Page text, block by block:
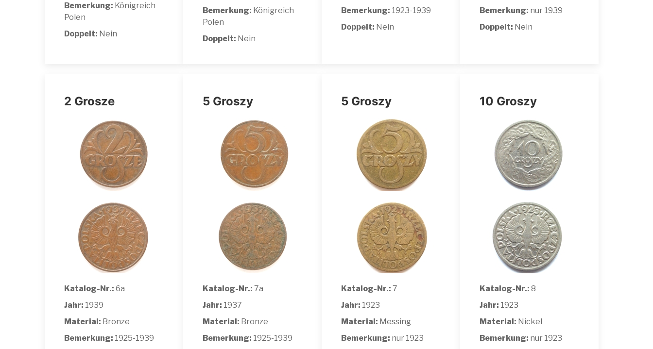
Bemerkung: Königreich
Polen
Doppelt: Nein
Bemerkung: Königreich
Polen
Doppelt: Nein
Bemerkung: 1923-1939
Doppelt: Nein
Bemerkung: nur 1939
Doppelt: Nein
2 Grosze
Katalog-Nr.: 6a
Jahr: 1939
Material: Bronze
Bemerkung: 1925-1939
5 Groszy
Katalog-Nr.: 7a
Jahr: 1937
Material: Bronze
Bemerkung: 1925-1939
5 Groszy
Katalog-Nr.: 7
Jahr: 1923
Material: Messing
Bemerkung: nur 1923
10 Groszy
Katalog-Nr.: 8
Jahr: 1923
Material: Nickel
Bemerkung: nur 1923